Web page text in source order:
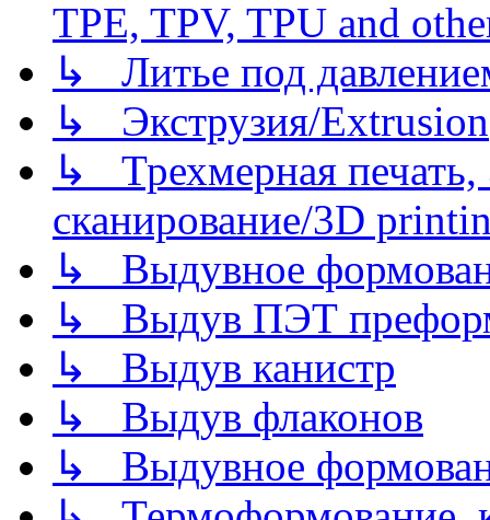
TPE, TPV, TPU and
↳ Литье под
↳ Экструзия/Extrusion
↳ Трехмерная
сканирование/3D
↳ Выдувное
↳ Выдув ПЭТ
↳ Выдув канистр
↳ Выдув флаконов
↳ Выдувное